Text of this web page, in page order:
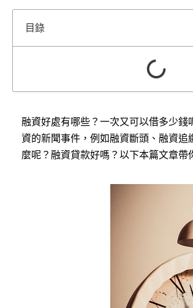
目錄
融資好處有哪些？一次又可以借多少
資的新聞事件，例如融資斷頭、融資
麼呢？融資貸款好嗎？以下本篇文章帶